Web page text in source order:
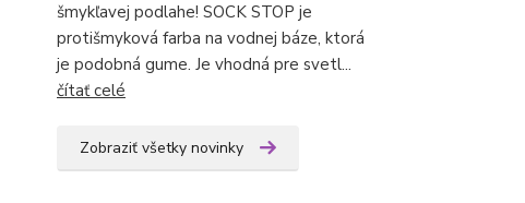
šmykľavej podlahe! SOCK STOP je
protišmyková farba na vodnej báze, ktorá
je podobná gume. Je vhodná pre svetl...
čítať celé
Zobraziť všetky novinky